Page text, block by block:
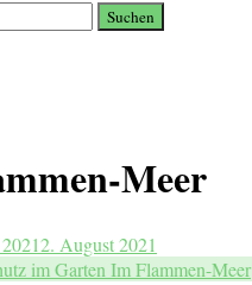
Meer
2. August 2021
im Garten Im Flammen-Meer